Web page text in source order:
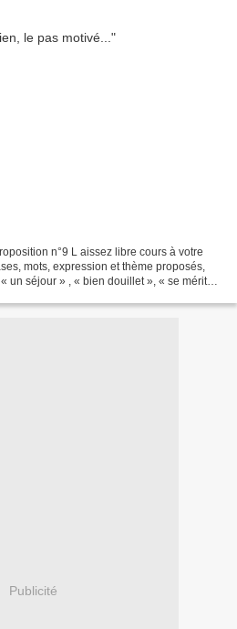
n°9 L aissez libre cours à votre
mots, expression et thème proposés,
un séjour » , « bien douillet », « se mérite
Publicité